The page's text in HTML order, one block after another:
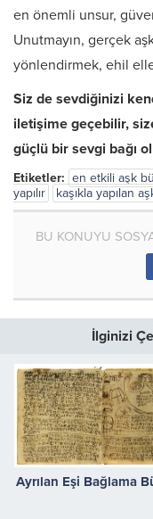
en önemli unsur,
Unutmayın, gerçek
yönlendirmek, ehil
Siz de sevdiğinizi
iletişime geçebilir,
güçlü bir sevgi bağı
Etiketler: en etkili aşk
yapılır
kaşıkla yapılan
BU KONUYU
İlginizi
Ayrılan Eşi Bağlama